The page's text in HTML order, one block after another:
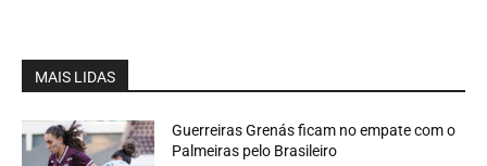
MAIS LIDAS
Guerreiras Grenás ficam no empate com o
Palmeiras pelo Brasileiro